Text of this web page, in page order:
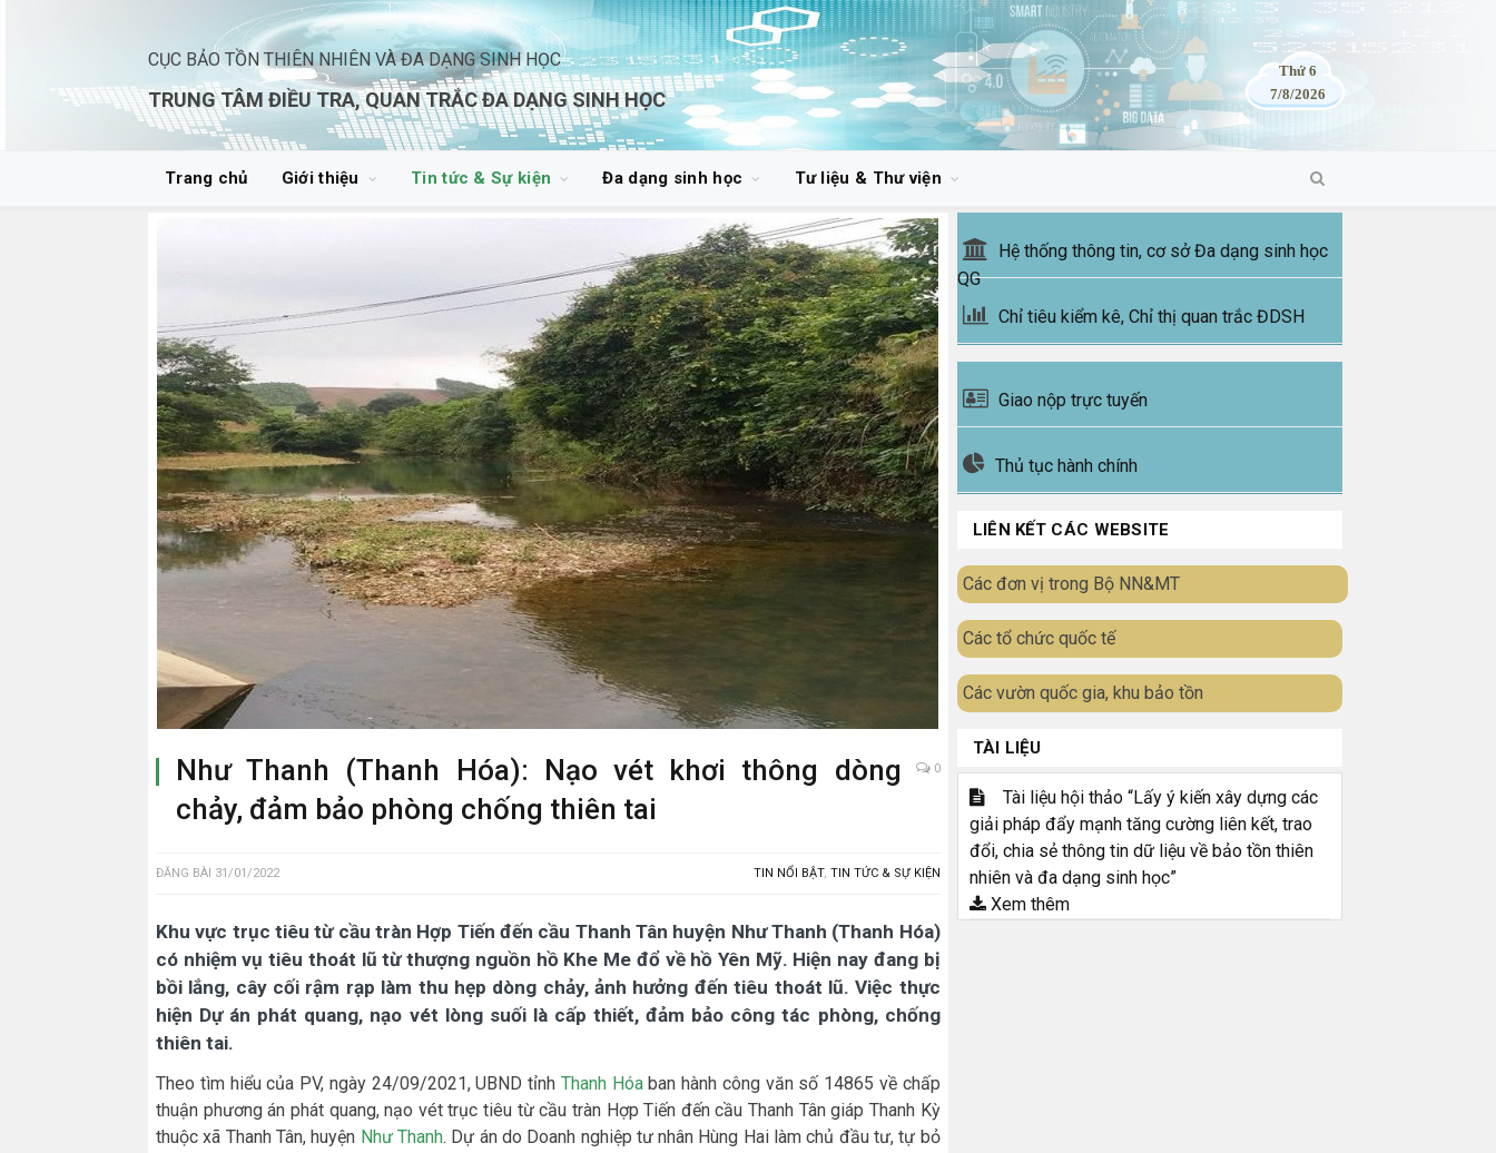
CỤC BẢO TỒN THIÊN NHIÊN VÀ ĐA DẠNG SINH HỌC
TRUNG TÂM ĐIỀU TRA, QUAN TRẮC ĐA DẠNG SINH HỌC
Thứ 6
7/8/2026
Trang chủ Giới thiệu Tin tức & Sự kiện Đa dạng sinh học Tư liệu & Thư viện
Như Thanh (Thanh Hóa): Nạo vét khơi thông dòng
chảy, đảm bảo phòng chống thiên tai
0
ĐĂNG BÀI 31/01/2022 TIN NỔI BẬT, TIN TỨC & SỰ KIỆN
Khu vực trục tiêu từ cầu tràn Hợp Tiến đến cầu Thanh Tân huyện Như Thanh (Thanh Hóa)
có nhiệm vụ tiêu thoát lũ từ thượng nguồn hồ Khe Me đổ về hồ Yên Mỹ. Hiện nay đang bị
bồi lắng, cây cối rậm rạp làm thu hẹp dòng chảy, ảnh hưởng đến tiêu thoát lũ. Việc thực
hiện Dự án phát quang, nạo vét lòng suối là cấp thiết, đảm bảo công tác phòng, chống
thiên tai.
Theo tìm hiểu của PV, ngày 24/09/2021, UBND tỉnh Thanh Hóaban hành công văn số 14865 về chấp
thuận phương án phát quang, nạo vét trục tiêu từ cầu tràn Hợp Tiến đến cầu Thanh Tân giáp Thanh Kỳ
thuộc xã Thanh Tân, huyện Như Thanh. Dự án do Doanh nghiệp tư nhân Hùng Hai làm chủ đầu tư, tự bỏ
Hệ thống thông tin, cơ sở Đa dạng sinh học
QG
Chỉ tiêu kiểm kê, Chỉ thị quan trắc ĐDSH
Giao nộp trực tuyến
Thủ tục hành chính
LIÊN KẾT CÁC WEBSITE
Các đơn vị trong Bộ NN&MT
Các tổ chức quốc tế
Các vườn quốc gia, khu bảo tồn
TÀI LIỆU
Tài liệu hội thảo “Lấy ý kiến xây dựng các
giải pháp đẩy mạnh tăng cường liên kết, trao
đổi, chia sẻ thông tin dữ liệu về bảo tồn thiên
nhiên và đa dạng sinh học”
Xem thêm